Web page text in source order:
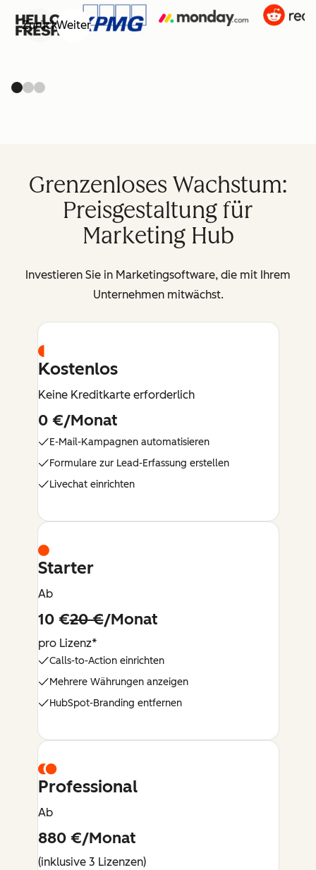
ZurückWeiter
Grenzenloses Wachstum:
Preisgestaltung für
Marketing Hub
Investieren Sie in Marketingsoftware, die mit Ihrem
Unternehmen mitwächst.
Kostenlos
Keine Kreditkarte erforderlich
0 €/Monat
E-Mail-Kampagnen automatisieren
Formulare zur Lead-Erfassung erstellen
Livechat einrichten
Starter
Ab
10 €20 €/Monat
pro Lizenz*
Calls-to-Action einrichten
Mehrere Währungen anzeigen
HubSpot-Branding entfernen
Professional
Ab
880 €/Monat
(inklusive 3 Lizenzen)